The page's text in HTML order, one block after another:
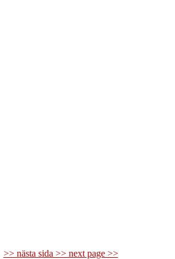
>> nästa sida >> next page >>